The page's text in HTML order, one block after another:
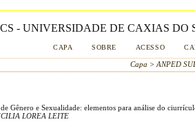
- UNIVERSIDADE DE CAXIAS DO
CAPA SOBRE ACESSO
Capa > ANPED
de Gênero e Sexualidade: elementos para análise do
LOREA LEITE